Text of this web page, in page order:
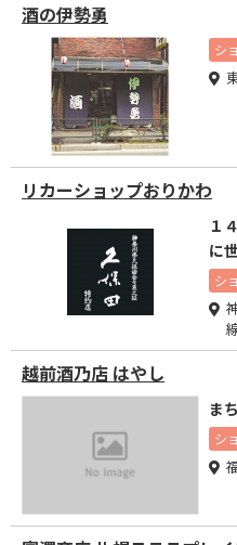
酒の伊勢勇
シ
リカーショップおりかわ
１
に
ムシ
越前酒乃店 はやし
ま
シ